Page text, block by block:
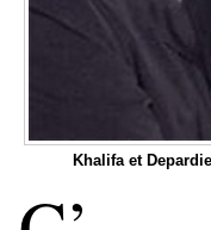
Khalifa et